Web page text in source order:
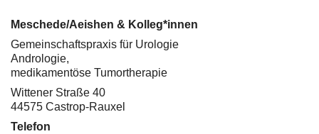
Meschede/Aeishen & Kolleg*innen
Gemeinschaftspraxis für Urologie
Andrologie,
medikamentöse Tumortherapie
Wittener Straße 40
44575 Castrop-Rauxel
Telefon